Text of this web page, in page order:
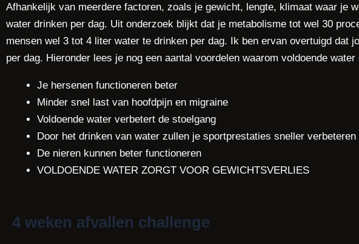
Afhankelijk van meerdere factoren, zoals je gewicht, lengte, klimaat waar je
water drinken per dag. Uit onderzoek blijkt dat je metabolisme tot wel 30
mensen wel 3 tot 4 liter water te drinken per dag. Ik ben ervan overtuigd
per dag. Hieronder lees je nog een aantal voordelen waarom voldoende
Je hersenen functioneren beter
Minder snel last van hoofdpijn en migraine
Voldoende water verbetert de stoelgang
Door het drinken van water zullen je sportprestaties sneller verbeteren
De nieren kunnen beter functioneren
VOLDOENDE WATER ZORGT VOOR GEWICHTSVERLIES
4 weken afvallen challenge